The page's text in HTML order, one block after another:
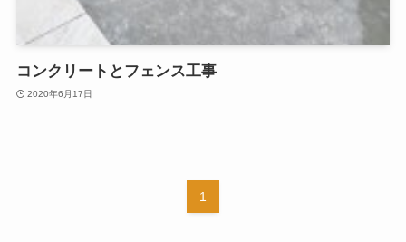
コンクリートとフェンス工事
2020年6月17日
1